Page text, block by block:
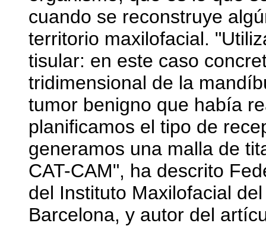
cuando se reconstruye
territorio maxilofacial.
tisular: en este caso
tridimensional de la
tumor benigno que había
planificamos el tipo de
generamos una malla de
CAT-CAM", ha descrito
del Instituto Maxilofacial
Barcelona, y autor del